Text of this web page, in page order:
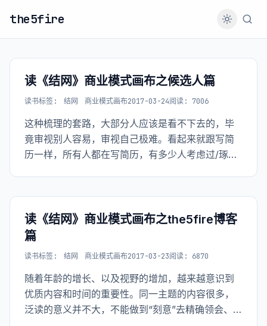
the5fire
读《结网》商业模式画布之候选人篇
读书标签: 结网 商业模式画布2017-03-24阅读: 7006
这种梳理的套路，大部分人应该是看不下去的，毕
竟审视别人容易，审视自己极难。看起来就跟写简
历一样，所有人都在写简历，有多少人考虑过/琢磨
读《结网》商业模式画布之the5fire博客
篇
读书标签: 结网 商业模式画布2017-03-23阅读: 6870
随着年龄的增长、以及视野的增加，越来越意识到
优质内容和时间的重要性。同一主题的内容很多，
泛读的意义并不大，不能做到“刻意”去精确领会、体